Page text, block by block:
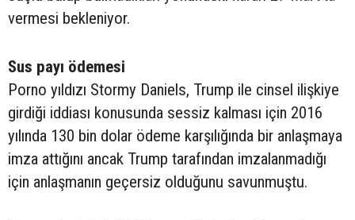
vermesi bekleniyor.
Sus payı ödemesi
Porno yıldızı Stormy Daniels, Trump ile cinsel ilişkiye
girdiği iddiası konusunda sessiz kalması için 2016
yılında 130 bin dolar ödeme karşılığında bir anlaşmaya
imza attığını ancak Trump tarafından imzalanmadığı
için anlaşmanın geçersiz olduğunu savunmuştu.